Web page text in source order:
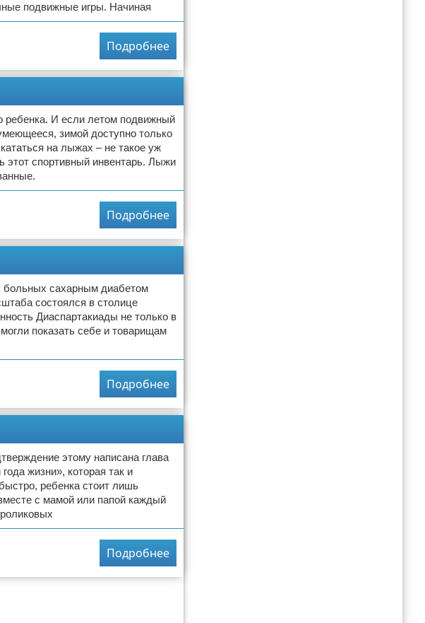
подвижные игры. Начиная
Подробнее
ребенка. И если летом подвижный
зимой доступно только
на лыжах – не такое уж
этот спортивный инвентарь. Лыжи
Подробнее
больных сахарным диабетом
состоялся в столице
Диаспартакиады не только в
показать себе и товарищам
Подробнее
этому написана глава
жизни», которая так и
ребенка стоит лишь
с мамой или папой каждый
Подробнее